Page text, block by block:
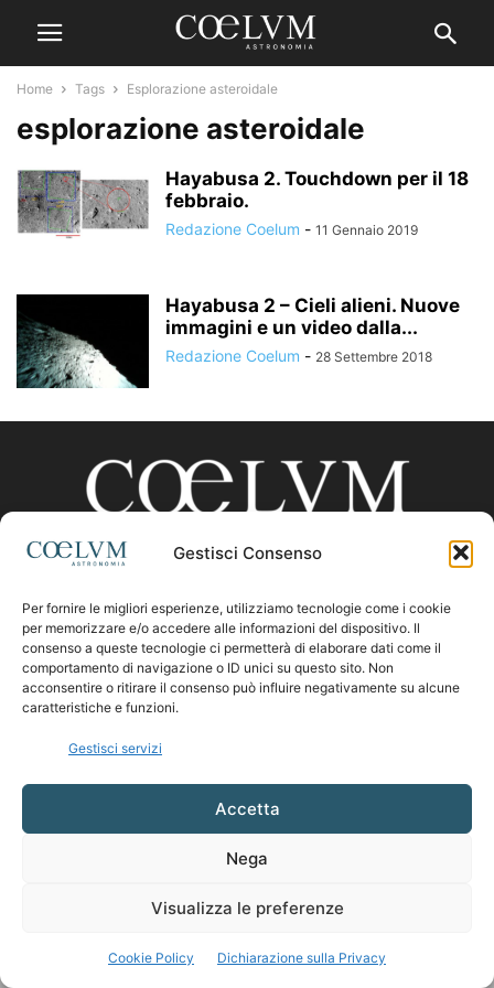
Gestisci Consenso
Per fornire le migliori esperienze, utilizziamo tecnologie come i cookie
per memorizzare e/o accedere alle informazioni del dispositivo. Il
consenso a queste tecnologie ci permetterà di elaborare dati come il
comportamento di navigazione o ID unici su questo sito. Non
acconsentire o ritirare il consenso può influire negativamente su alcune
caratteristiche e funzioni.
Gestisci servizi
Accetta
Nega
Visualizza le preferenze
Cookie Policy Dichiarazione sulla Privacy
Home Tags Esplorazione asteroidale
esplorazione asteroidale
Hayabusa 2. Touchdown per il 18
febbraio.
Redazione Coelum - 11 Gennaio 2019
Hayabusa 2 – Cieli alieni. Nuove
immagini e un video dalla...
Redazione Coelum - 28 Settembre 2018
CHI SIAMO
Contattaci:coelumastro@coelum.com